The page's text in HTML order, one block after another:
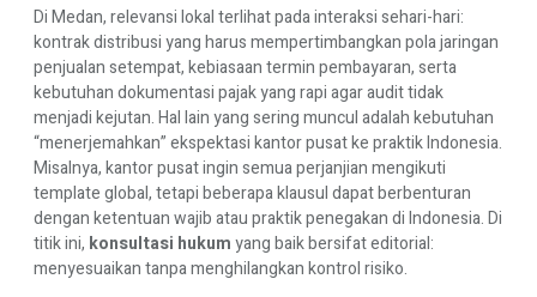
Di Medan, relevansi lokal terlihat pada interaksi sehari-hari:
kontrak distribusi yang harus mempertimbangkan pola jaringan
penjualan setempat, kebiasaan termin pembayaran, serta
kebutuhan dokumentasi pajak yang rapi agar audit tidak
menjadi kejutan. Hal lain yang sering muncul adalah kebutuhan
“menerjemahkan” ekspektasi kantor pusat ke praktik Indonesia.
Misalnya, kantor pusat ingin semua perjanjian mengikuti
template global, tetapi beberapa klausul dapat berbenturan
dengan ketentuan wajib atau praktik penegakan di Indonesia. Di
titik ini, konsultasi hukumyang baik bersifat editorial:
menyesuaikan tanpa menghilangkan kontrol risiko.